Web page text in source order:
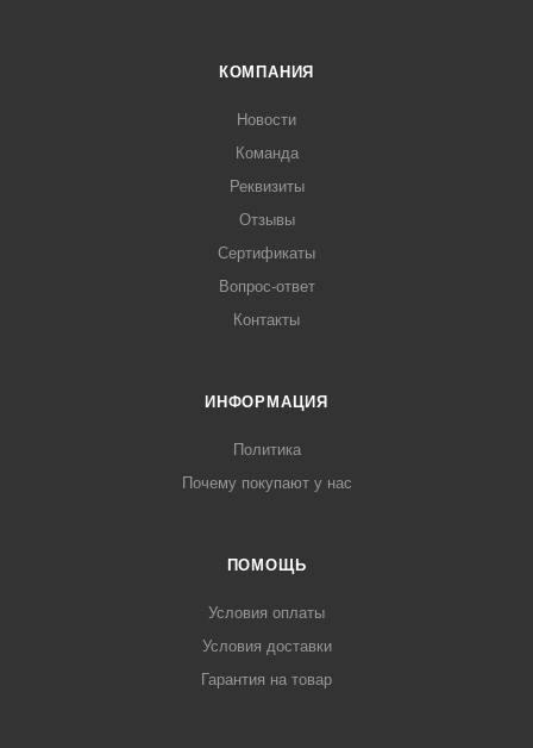
КОМПАНИЯ
Новости
Команда
Реквизиты
Отзывы
Сертификаты
Вопрос-ответ
Контакты
ИНФОРМАЦИЯ
Политика
Почему покупают у нас
ПОМОЩЬ
Условия оплаты
Условия доставки
Гарантия на товар